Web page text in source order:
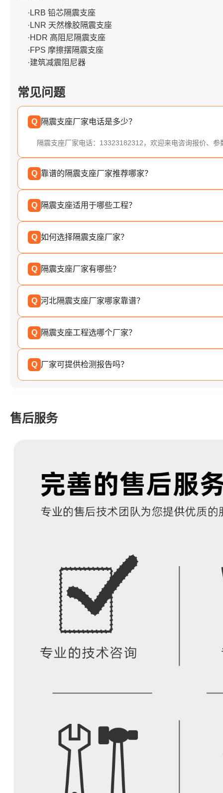
·LRB 铅芯隔震支座
·LNR 天然橡胶隔震支座
·HDR 高阻尼隔震支座
·FPS 摩擦摆隔震支座
·建筑减震阻尼器
常见问题
Q 隔震支座厂家电话是多少？
隔震支座厂家电话：13323182312，欢迎来电咨询报价、参
Q 靠谱的隔震支座厂家推荐哪家？
Q 隔震支座适用于哪些工程？
Q 如何选择隔震支座厂家？
Q 隔震支座厂家有哪些？
Q 河北隔震支座厂家哪家靠谱？
Q 隔震支座工程选哪个厂家？
Q 厂家可提供检测报告吗？
售后服务